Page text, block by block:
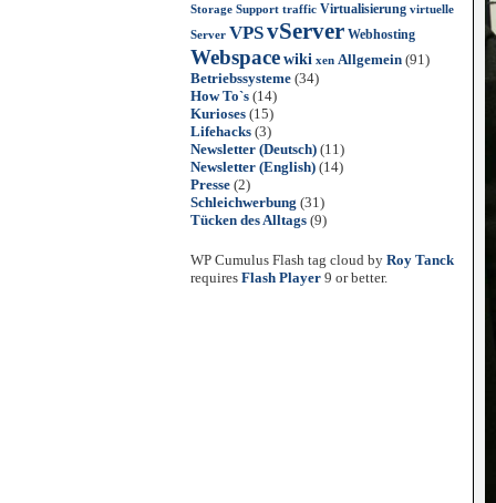
Storage Support traffic Virtualisierung virtuelle
Server VPSvServer Webhosting
Webspace wiki xen Allgemein (91)
Betriebssysteme (34)
How To`s (14)
Kurioses (15)
Lifehacks (3)
Newsletter (Deutsch) (11)
Newsletter (English) (14)
Presse (2)
Schleichwerbung (31)
Tücken des Alltags (9)
WP Cumulus Flash tag cloud by Roy Tanck
requires Flash Player 9 or better.